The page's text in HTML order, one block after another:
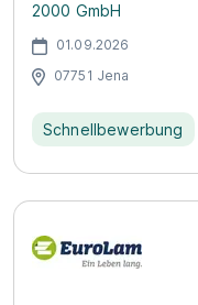
2000 GmbH
01.09.2026
07751 Jena
Schnellbewerbung